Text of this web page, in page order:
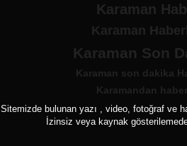
Karaman
Karaman
Karaman Son
Karaman son dakika
Karamandan
Sitemizde bulunan yazı , video, fotoğraf ve
İzinsiz veya kaynak